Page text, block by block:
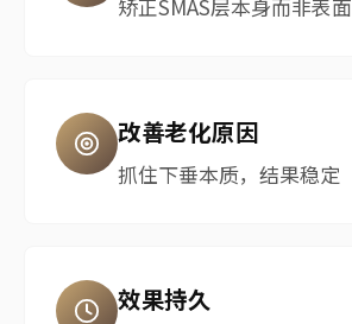
矫正SMAS层本身而非表面
改善老化原因
抓住下垂本质，结果稳定
效果持久